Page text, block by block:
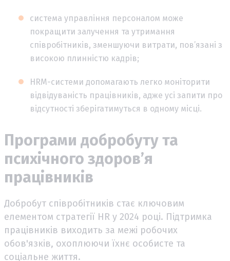
система управління персоналом може
покращити залучення та утримання
співробітників, зменшуючи витрати, пов’язані з
високою плинністю кадрів;
HRM-системи допомагають легко моніторити
відвідуваність працівників, адже усі запити про
відсутності зберігатимуться в одному місці.
Програми добробуту та
психічного здоров’я
працівників
Добробут співробітників стає ключовим
елементом стратегії HR у 2024 році. Підтримка
працівників виходить за межі робочих
обов'язків, охоплюючи їхнє особисте та
соціальне життя.